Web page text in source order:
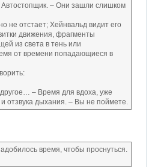
– Они зашли слишком
не отстает; Хейнвальд видит его
движения, фрагменты
из света в тень или
от времени попадающиеся в
– Время для вдоха, уже
отзвука дыхания. – Вы не поймете.
время, чтобы проснуться.